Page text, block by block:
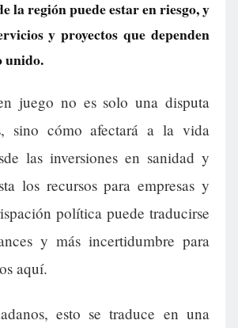
la región puede estar en riesgo, y
y proyectos que dependen
unido.
juego no es solo una disputa
sino cómo afectará a la vida
las inversiones en sanidad y
los recursos para empresas y
política puede traducirse
y más incertidumbre para
aquí.
esto se traduce en una